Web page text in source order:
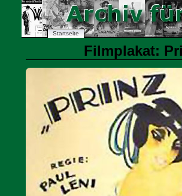
Startseite
Filmplakat: